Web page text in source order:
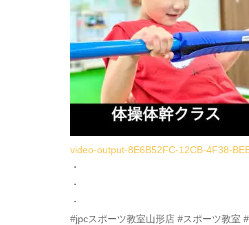
video-output-8E6B52FC-12CB-4F38-
・
・
・
#jpcスポーツ教室山形店 #スポーツ教室